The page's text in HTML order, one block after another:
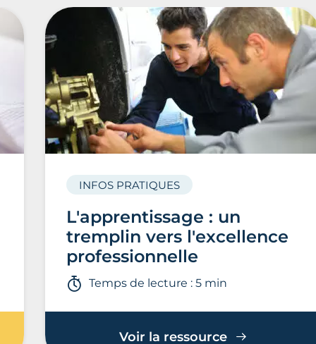
L'apprentissage : un
tremplin vers l'excellence
professionnelle
INFOS PRATIQUES
Temps de lecture : 5 min
Voir la ressource